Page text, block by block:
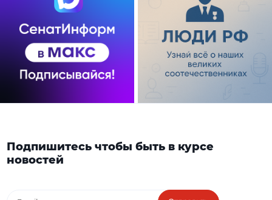
Подпишитесь чтобы быть в курсе
новостей